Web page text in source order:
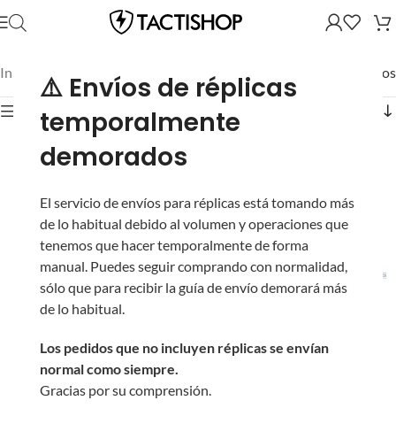
⚠️ Envíos de réplicas
temporalmente
demorados
El servicio de envíos para réplicas está tomando más
de lo habitual debido al volumen y operaciones que
tenemos que hacer temporalmente de forma
manual. Puedes seguir comprando con normalidad,
sólo que para recibir la guía de envío demorará más
de lo habitual.
Los pedidos que no incluyen réplicas se envían
normal como siempre.
Gracias por su comprensión.
Inicio Mostrando los 11 resultados
Mostrar filtros
Cargador L5AWM de
CGS y MWS GBB de
Airsoft / EMG (Color:
Ahumado / Tipo: Gas)
para DMRs